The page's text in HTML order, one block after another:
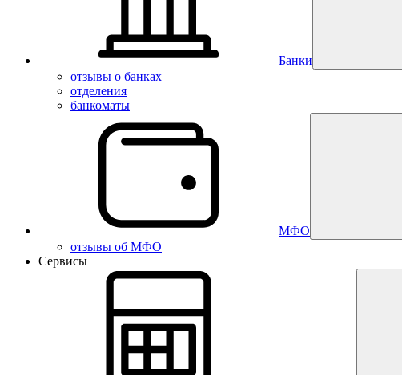
Банки
отзывы о банках
отделения
банкоматы
МФО
отзывы об МФО
Сервисы